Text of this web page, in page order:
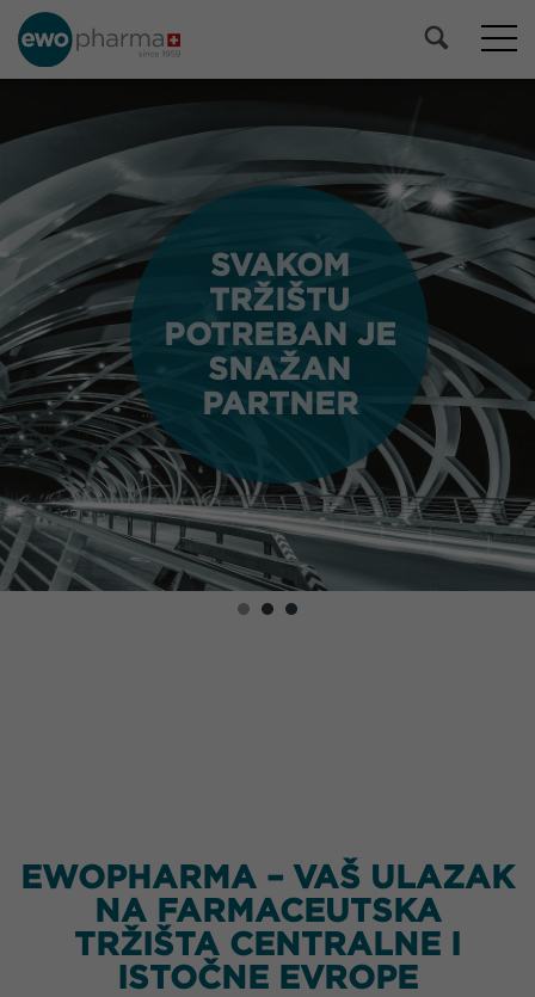
SVAKOM
TRŽIŠTU
POTREBAN JE
SNAŽAN
PARTNER
SVAKOM
TRŽIŠTU
POTREBAN JE
SNAŽAN
PARTNER
EWOPHARMA – VAŠ ULAZAK
NA FARMACEUTSKA
TRŽIŠTA CENTRALNE I
ISTOČNE EVROPE